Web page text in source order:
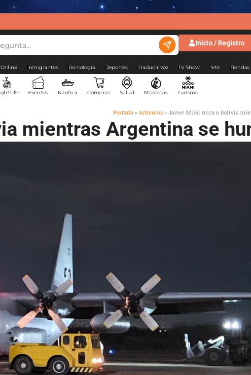
Inicio / Registro
Inmigrantes Tecnología Deportes Traducir voz TV Show Arte Tiendas
Eventos Náutica Compras Salud Mascotas Turismo
Portada » Artículos » Javier Milei mira a Bolivia
mientras Argentina se